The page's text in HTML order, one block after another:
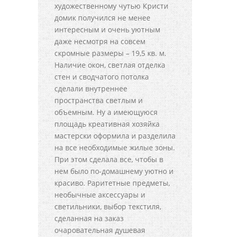
художественному чутью Кристи
домик получился не менее
интересным и очень уютным
даже несмотря на совсем
скромные размеры – 19,5 кв. м.
Наличие окон, светлая отделка
стен и сводчатого потолка
сделали внутреннее
пространства светлым и
объемным. Ну а имеющуюся
площадь креативная хозяйка
мастерски оформила и разделила
на все необходимые жилые зоны.
При этом сделала все, чтобы в
нем было по-домашнему уютно и
красиво. Раритетные предметы,
необычные аксессуары и
светильники, выбор текстиля,
сделанная на заказ
очаровательная душевая